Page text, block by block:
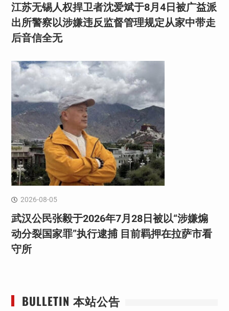
江苏无锡人权捍卫者沈爱斌于8月4日被广益派
出所警察以涉嫌违反监督管理规定从家中带走
后音信全无
2026-08-05
武汉公民张毅于2026年7月28日被以“涉嫌煽
动分裂国家罪”执行逮捕 目前羁押在拉萨市看
守所
BULLETIN 本站公告